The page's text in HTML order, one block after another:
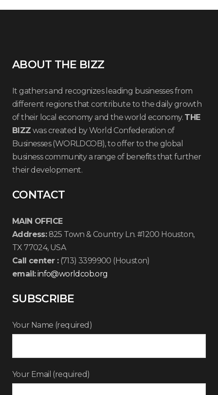
ABOUT THE BIZZ
It gathers and recognizes leading businesses from
different regions that contribute to the daily growth
of their local economy and the world economy. THE
BIZZ was created by World Confederation of
Businesses (WORLDCOB), to offer to the global
business community a range of benefits that further
their development.
CONTACT
MAIN OFFICE
Address:825 Town & Country Ln. #1200 Houston,
TX 77024, USA
Call center :(713) 3399900 (Houston)
email:info@worldcob.org
SUBSCRIBE
Your Name (required)
Your Email (required)